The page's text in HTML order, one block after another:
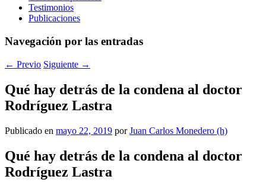
Testimonios
Publicaciones
Navegación por las entradas
← Previo Siguiente →
Qué hay detrás de la condena al doctor
Rodríguez Lastra
Publicado en mayo 22, 2019 porJuan Carlos Monedero (h)
Qué hay detrás de la condena al doctor
Rodríguez Lastra